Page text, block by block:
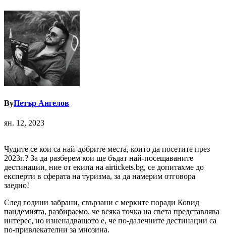
ByПетър Ангелов
ян. 12, 2023
Чудите се кои са най-добрите места, които да посетите през
2023г.? За да разберем кои ще бъдат най-посещаваните
дестинации, ние от екипа на airtickets.bg, се допитахме до
експерти в сферата на туризма, за да намерим отговора
заедно!
След години забрани, свързани с мерките поради Ковид
пандемията, разбираемо, че всяка точка на света представлява
интерес, но изненадващото е, че по-далечните дестинации са
по-привлекателни за мнозина.